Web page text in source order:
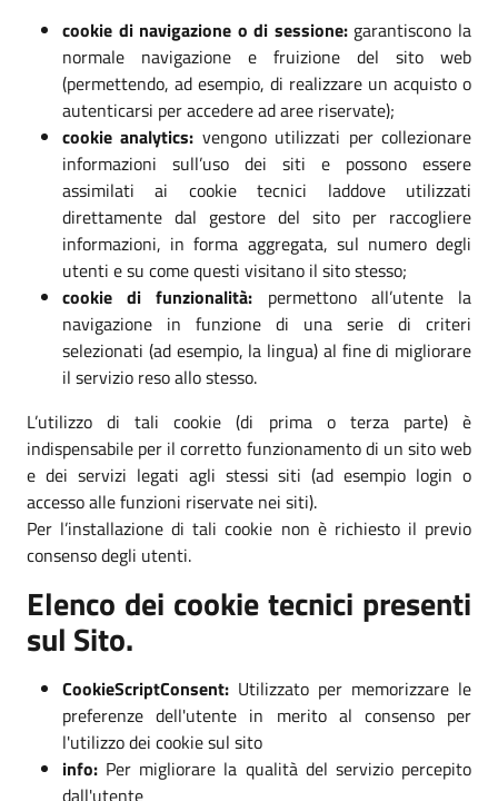
cookie di navigazione o di sessione:garantiscono la
normale navigazione e fruizione del sito web
(permettendo, ad esempio, di realizzare un acquisto o
autenticarsi per accedere ad aree riservate);
cookie analytics: vengono utilizzati per collezionare
informazioni sull’uso dei siti e possono essere
assimilati ai cookie tecnici laddove utilizzati
direttamente dal gestore del sito per raccogliere
informazioni, in forma aggregata, sul numero degli
utenti e su come questi visitano il sito stesso;
cookie di funzionalità: permettono all’utente la
navigazione in funzione di una serie di criteri
selezionati (ad esempio, la lingua) al fine di migliorare
il servizio reso allo stesso.
L’utilizzo di tali cookie (di prima o terza parte) è
indispensabile per il corretto funzionamento di un sito web
e dei servizi legati agli stessi siti (ad esempio login o
accesso alle funzioni riservate nei siti).
Per l’installazione di tali cookie non è richiesto il previo
consenso degli utenti.
Elenco dei cookie tecnici presenti
sul Sito.
CookieScriptConsent: Utilizzato per memorizzare le
preferenze dell'utente in merito al consenso per
l'utilizzo dei cookie sul sito
info: Per migliorare la qualità del servizio percepito
dall'utente